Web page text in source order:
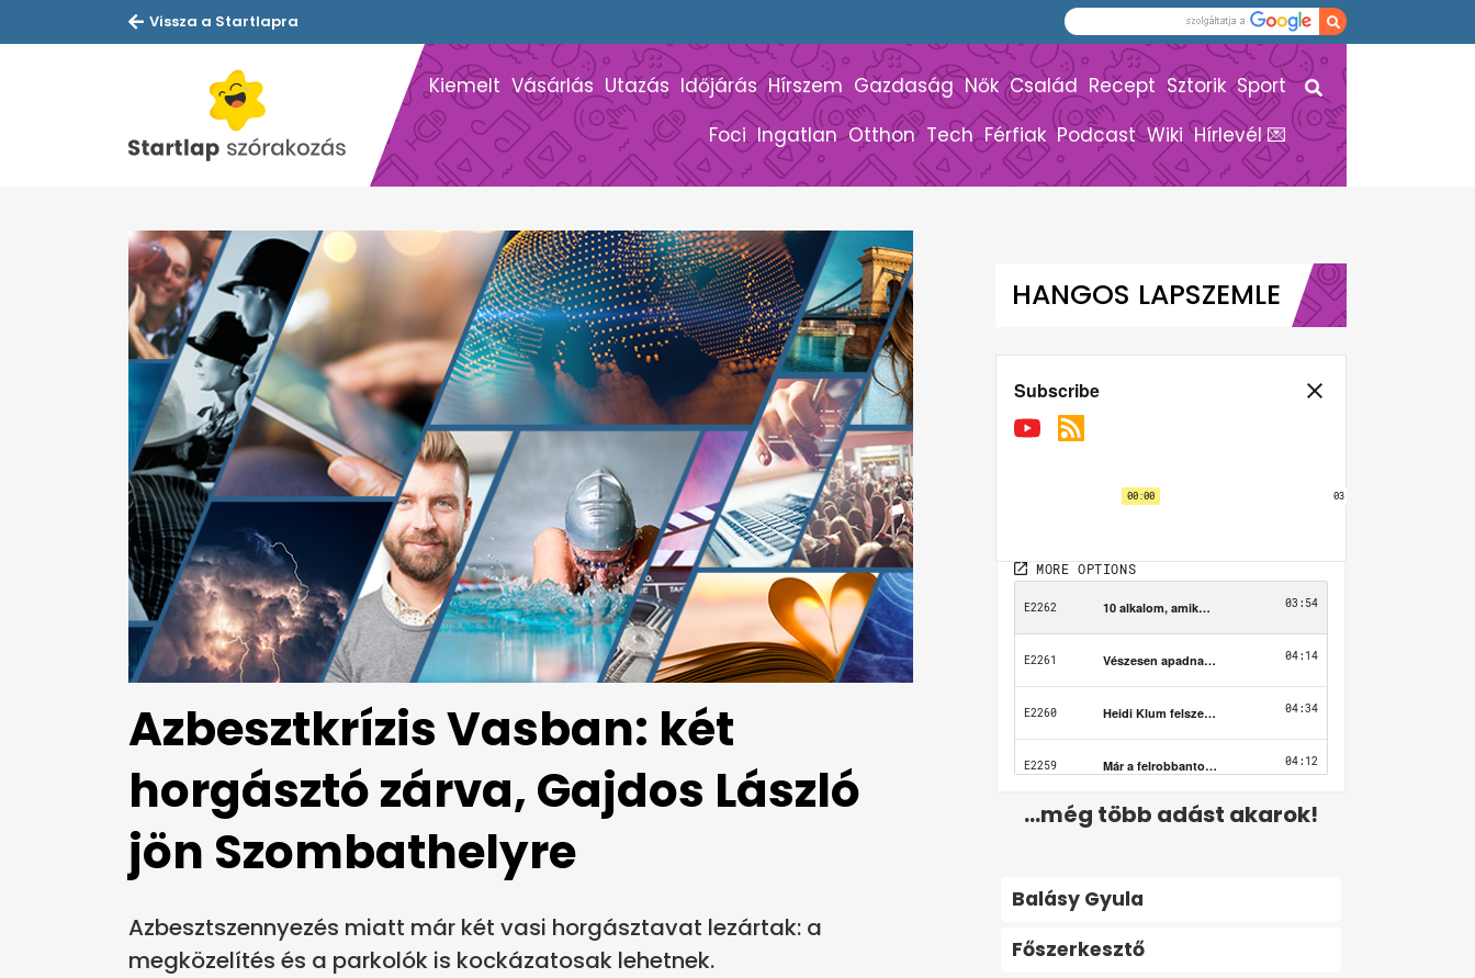
Vissza a Startlapra
Kiemelt Vásárlás Utazás Időjárás Hírszem Gazdaság Nők Család Recept Sztorik Sport
Foci Ingatlan Otthon Tech Férfiak Podcast Wiki Hírlevél 💌
Azbesztkrízis Vasban: két
horgásztó zárva, Gajdos László
jön Szombathelyre
Azbesztszennyezés miatt már két vasi horgásztavat lezártak: a
megközelítés és a parkolók is kockázatosak lehetnek.
HANGOS LAPSZEMLE
...még több adást akarok!
Balásy Gyula
Főszerkesztő